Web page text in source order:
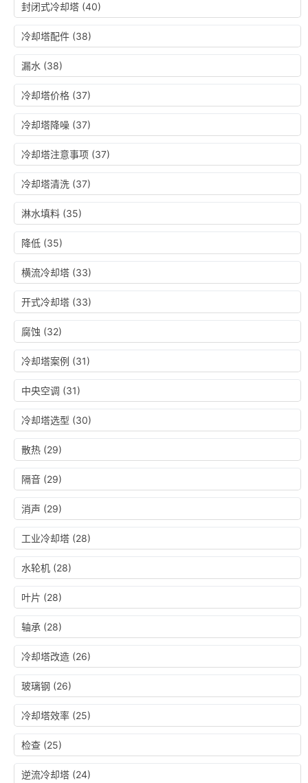
封闭式冷却塔 (40)
冷却塔配件 (38)
漏水 (38)
冷却塔价格 (37)
冷却塔降噪 (37)
冷却塔注意事项 (37)
冷却塔清洗 (37)
淋水填料 (35)
降低 (35)
横流冷却塔 (33)
开式冷却塔 (33)
腐蚀 (32)
冷却塔案例 (31)
中央空调 (31)
冷却塔选型 (30)
散热 (29)
隔音 (29)
消声 (29)
工业冷却塔 (28)
水轮机 (28)
叶片 (28)
轴承 (28)
冷却塔改造 (26)
玻璃钢 (26)
冷却塔效率 (25)
检查 (25)
逆流冷却塔 (24)